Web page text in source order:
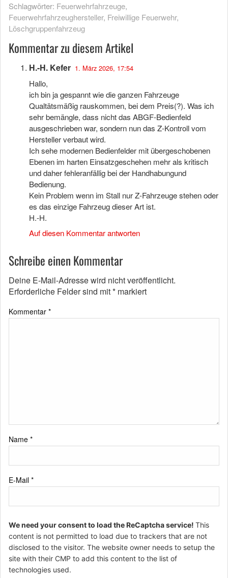
Schlagwörter: Feuerwehrfahrzeuge,
Feuerwehrfahrzeughersteller, Freiwillige Feuerwehr,
Löschgruppenfahrzeug
Kommentar zu diesem Artikel
H.-H. Kefer 1. März 2026, 17:54
Hallo,
ich bin ja gespannt wie die ganzen Fahrzeuge
Qualtätsmäßig rauskommen, bei dem Preis(?). Was ich
sehr bemängle, dass nicht das ABGF-Bedienfeld
ausgeschrieben war, sondern nun das Z-Kontroll vom
Hersteller verbaut wird.
Ich sehe modernen Bedienfelder mit übergeschobenen
Ebenen im harten Einsatzgeschehen mehr als kritisch
und daher fehleranfällig bei der Handhabungund
Bedienung.
Kein Problem wenn im Stall nur Z-Fahrzeuge stehen oder
es das einzige Fahrzeug dieser Art ist.
H.-H.
Auf diesen Kommentar antworten
Schreibe einen Kommentar
Deine E-Mail-Adresse wird nicht veröffentlicht.
Erforderliche Felder sind mit* markiert
Kommentar *
Name *
E-Mail *
We need your consent to load the ReCaptcha service! This
content is not permitted to load due to trackers that are not
disclosed to the visitor. The website owner needs to setup the
site with their CMP to add this content to the list of
technologies used.